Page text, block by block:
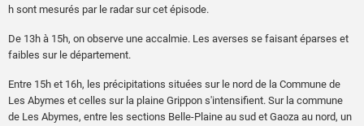
h sont mesurés par le radar sur cet épisode.
De 13h à 15h, on observe une accalmie. Les averses se faisant éparses et
faibles sur le département.
Entre 15h et 16h, les précipitations situées sur le nord de la Commune de
Les Abymes et celles sur la plaine Grippon s'intensifient. Sur la commune
de Les Abymes, entre les sections Belle-Plaine au sud et Gaoza au nord, un